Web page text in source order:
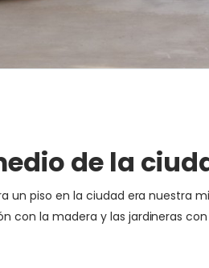
de la
piso en la ciudad era nuestra
con la madera y las jardineras